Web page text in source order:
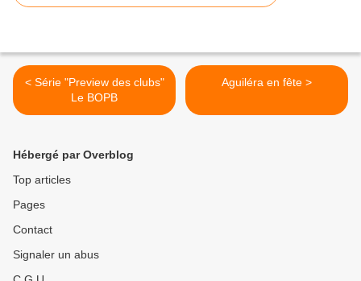
< Série "Preview des clubs"
Le BOPB
Aguiléra en fête >
Hébergé par Overblog
Top articles
Pages
Contact
Signaler un abus